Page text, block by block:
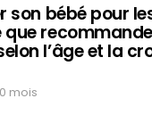
son bébé pour
que
l’âge et la
mois